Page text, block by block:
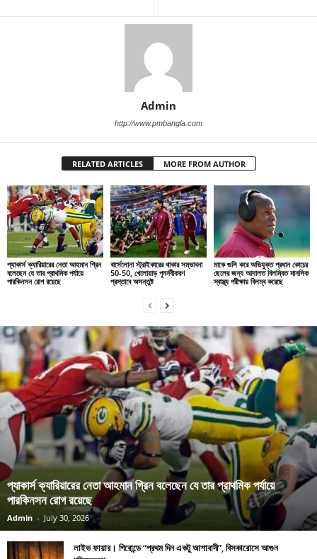
Admin
http://www.pmbangla.com
RELATED ARTICLES MORE FROM AUTHOR
প্যাকার্স ক্যারিয়ারের নেতা আহমান গ্রিন
বলেছেন যে তার প্রাথমিক পর্যায়ে
পারকিনসন রোগ রয়েছে
বার্সেলোনা স্ট্রাইকারের থাকার সম্ভাবনা
50-50, খেলোয়াড় পুনর্নবীকরণ
প্রস্তাবে অসন্তুষ্ট
মাকে গুলি করে অভিযুক্ত প্রধান কোচের
ছেলের জন্য আদালত বিলম্বিত মানসিক
স্বাস্থ্য পরীক্ষায় বিলম্ব করেছে
প্যাকার্স ক্যারিয়ারের নেতা আহমান গ্রিন বলেছেন যে তার প্রাথমিক পর্যায়ে
পারকিনসন রোগ রয়েছে
Admin - July 30, 2026
লাইভ ফায়ার। গিরোন্ডে “প্রথম দিন একটু আশাবাদী”, বিসকারোসে আগুন